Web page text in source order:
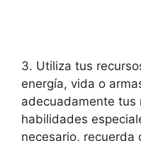
3. Utiliza tus
energía, vida o
adecuadamente tus
habilidades
necesario, recuerda